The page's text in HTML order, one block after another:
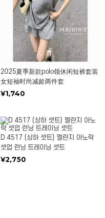
2025夏季新款polo领休闲短裤套装
女短袖时尚减龄两件套
¥1,740
D 4517 (상하 셋트) 멜란지 아노락
셋업 런닝 트레이닝 셋트
¥2,750